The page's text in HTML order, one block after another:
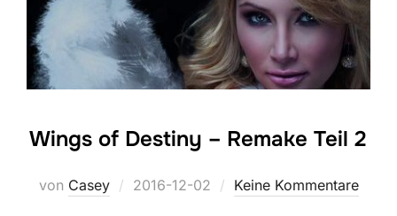
Wings of Destiny – Remake Teil 2
von Casey
Veröffentlicht
2016-12-02 Keine Kommentare